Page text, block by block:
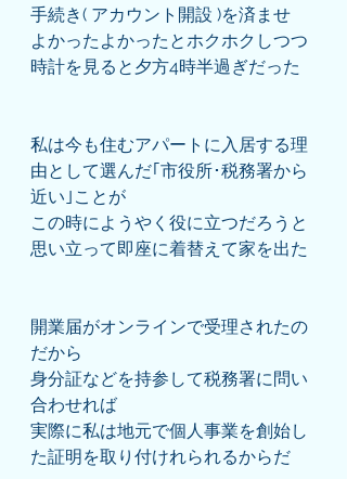
手続き( アカウント開設 )を済ませ
よかったよかったとホクホクしつつ
時計を見ると夕方4時半過ぎだった
私は今も住むアパートに入居する理
由として選んだ｢市役所･税務署から
近い｣ことが
この時にようやく役に立つだろうと
思い立って即座に着替えて家を出た
開業届がオンラインで受理されたの
だから
身分証などを持参して税務署に問い
合わせれば
実際に私は地元で個人事業を創始し
た証明を取り付けれられるからだ